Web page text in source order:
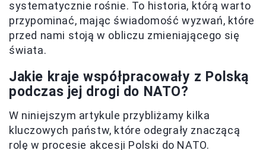
systematycznie rośnie. To historia, którą warto
przypominać, mając świadomość wyzwań, które
przed nami stoją w obliczu zmieniającego się
świata.
Jakie kraje współpracowały z Polską
podczas jej drogi do NATO?
W niniejszym artykule przybliżamy kilka
kluczowych państw, które odegrały znaczącą
rolę w procesie akcesji Polski do NATO.